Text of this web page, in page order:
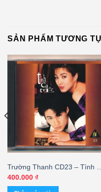
SẢN PHẨM TƯƠNG
Trường Thanh CD23 – Tình Ca
Trẻ (Distronic USA) KGTUS
400.000 ₫